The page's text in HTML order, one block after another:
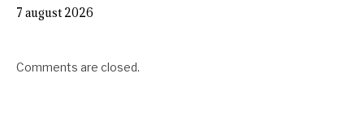
7 august 2026
Comments are closed.